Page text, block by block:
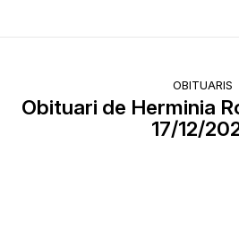
OBITUARIS
Obituari de Herminia
17/12/